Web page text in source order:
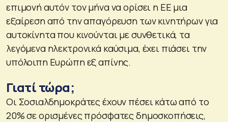
επιμονή αυτόν τον μήνα να ορίσει η ΕΕ μια
εξαίρεση από την απαγόρευση των κινητήρων για
αυτοκίνητα που κινούνται με συνθετικά, τα
λεγόμενα ηλεκτρονικά καύσιμα, έχει πιάσει την
υπόλοιπη Ευρώπη εξ απίνης.
Γιατί τώρα;
Οι Σοσιαλδημοκράτες έχουν πέσει κάτω από το
20% σε ορισμένες πρόσφατες δημοσκοπήσεις,